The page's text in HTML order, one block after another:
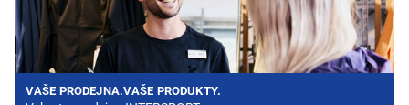
VAŠE PRODEJNA.VAŠE PRODUKTY.